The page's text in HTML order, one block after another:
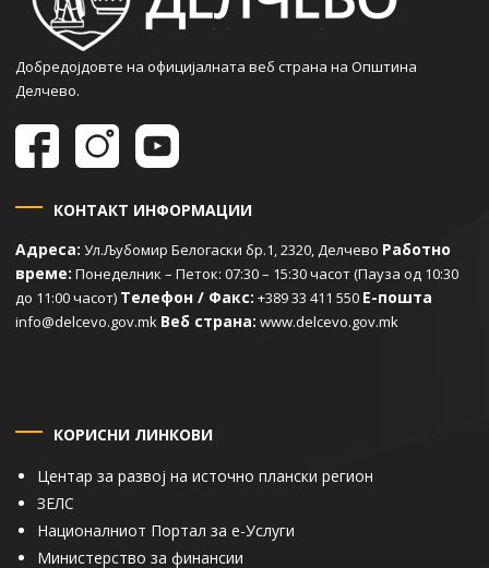
Добредојдовте на официјалната веб страна на Општина
Делчево.
КОНТАКТ ИНФОРМАЦИИ
Адреса: Ул.Љубомир Белогаски бр.1, 2320, Делчево Работно
време: Понеделник – Петок: 07:30 – 15:30 часот (Пауза од 10:30
до 11:00 часот) Телефон / Факс: +389 33 411 550 Е-пошта
info@delcevo.gov.mk Веб страна: www.delcevo.gov.mk
КОРИСНИ ЛИНКОВИ
Центар за развој на источно плански регион
ЗЕЛС
Националниот Портал за е-Услуги
Министерство за финансии